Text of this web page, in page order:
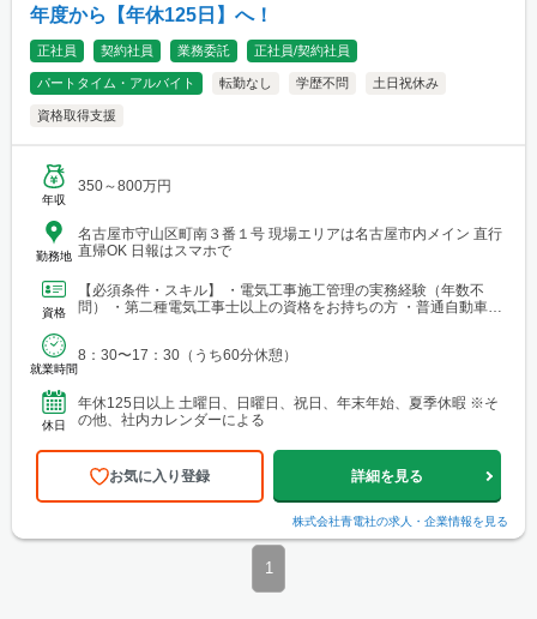
年度から【年休125日】へ！
正社員 契約社員 業務委託 正社員/契約社員
パートタイム・アルバイト 転勤なし 学歴不問 土日祝休み
資格取得支援
年収
350～800万円
勤務地
名古屋市守山区町南３番１号 現場エリアは名古屋市内メイン 直行
直帰OK 日報はスマホで
資格
【必須条件・スキル】 ・電気工事施工管理の実務経験（年数不
問） ・第二種電気工事士以上の資格をお持ちの方 ・普通自動車運
就業時間
8：30〜17：30（うち60分休憩）
休日
年休125日以上 土曜日、日曜日、祝日、年末年始、夏季休暇 ※そ
の他、社内カレンダーによる
お気に入り登録 詳細を見る
株式会社青電社の求人・企業情報を見る
1